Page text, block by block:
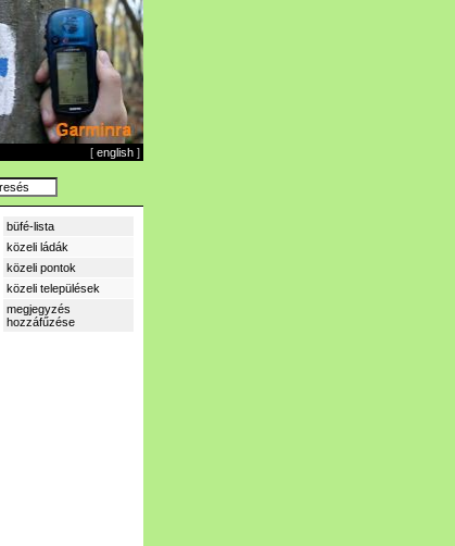
[ english ]
büfé-lista
közeli ládák
közeli pontok
közeli települések
megjegyzés
hozzáfűzése